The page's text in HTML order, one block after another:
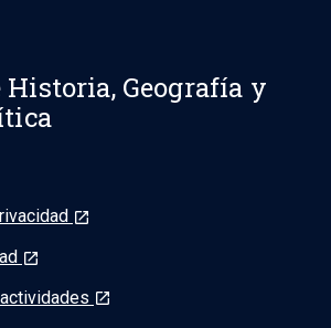
Historia, Geografía y
launch
launch
launch